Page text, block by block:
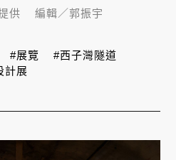
供 編輯／郭振宇
#展覽
#西子灣隧道
計展